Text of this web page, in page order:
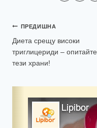
ПРЕДИШНА
Диета срещу високи
триглицериди – опитайте
тези храни!